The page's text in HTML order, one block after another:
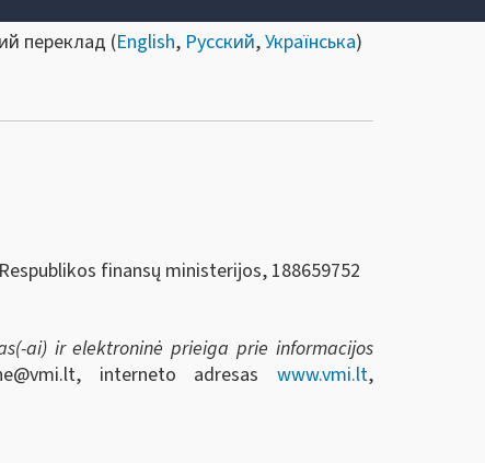
переклад (English, Русский,Українська)
finansų ministerijos, 188659752
ai) ir elektroninė prieiga prie informacijos
, interneto adresaswww.vmi.lt,